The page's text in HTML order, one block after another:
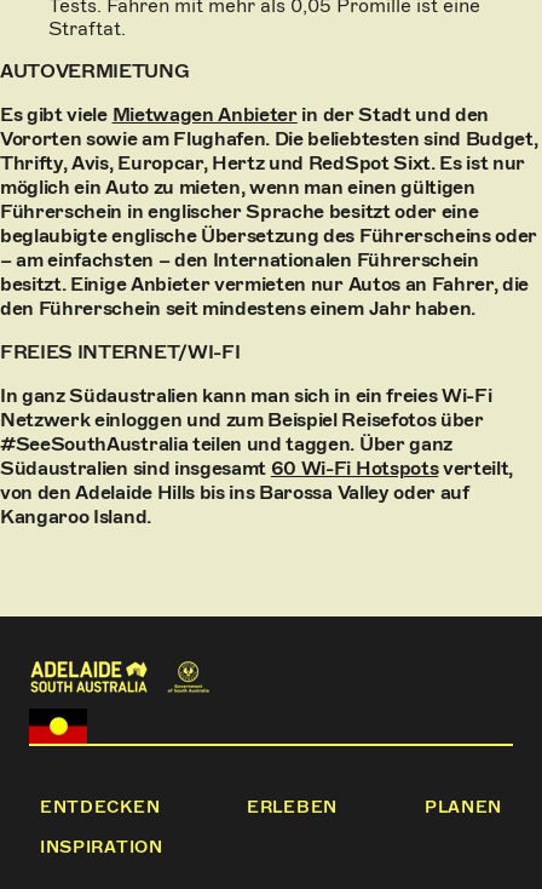
Tests. Fahren mit mehr als 0,05 Promille ist eine
Straftat.
AUTOVERMIETUNG
Es gibt viele Mietwagen Anbieterin der Stadt und den
Vororten sowie am Flughafen. Die beliebtesten sind Budget,
Thrifty, Avis, Europcar, Hertz und RedSpot Sixt. Es ist nur
möglich ein Auto zu mieten, wenn man einen gültigen
Führerschein in englischer Sprache besitzt oder eine
beglaubigte englische Übersetzung des Führerscheins oder
– am einfachsten – den Internationalen Führerschein
besitzt. Einige Anbieter vermieten nur Autos an Fahrer, die
den Führerschein seit mindestens einem Jahr haben.
FREIES INTERNET/WI-FI
In ganz Südaustralien kann man sich in ein freies Wi-Fi
Netzwerk einloggen und zum Beispiel Reisefotos über
#SeeSouthAustralia teilen und taggen. Über ganz
Südaustralien sind insgesamt 60 Wi-Fi Hotspotsverteilt,
von den Adelaide Hills bis ins Barossa Valley oder auf
Kangaroo Island.
ENTDECKEN ERLEBEN
PLANEN
INSPIRATION